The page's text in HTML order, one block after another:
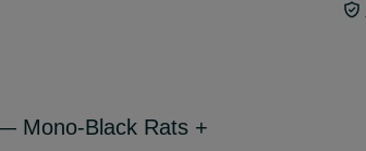
Mono-Black Rats +